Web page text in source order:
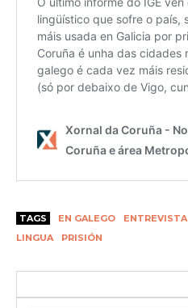
TAGS EN GALEGO ENTREVISTA
LINGUA
PRISIÓN